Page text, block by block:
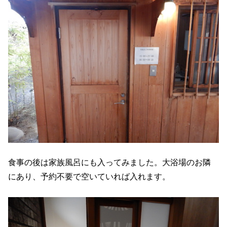
食事の後は家族風呂にも入ってみました。大浴場のお隣
にあり、予約不要で空いていれば入れます。